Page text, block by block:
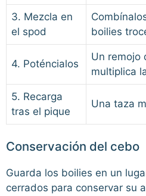
3. Mezcla en
el spod
boilies
4. Poténcialos
Un remojo
multiplica
5. Recarga
tras el pique
Una taza
Conservación del cebo
Guarda los boilies en un
cerrados para conservar su